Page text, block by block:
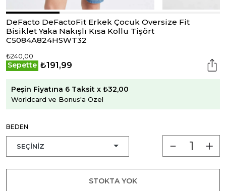
DeFacto DeFactoFit Erkek Çocuk Oversize Fit
Bisiklet Yaka Nakışlı Kısa Kollu Tişört
C5084A824HSWT32
₺240,00
Sepette ₺191,99
Peşin Fiyatına 6 Taksit x ₺32,00
Worldcard ve Bonus'a Özel
BEDEN
STOKTA YOK